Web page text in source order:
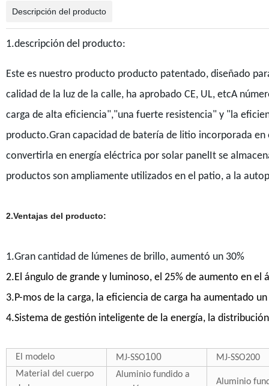
Descripción del producto
1.descripción del producto:
Este es nuestro producto producto patentado, diseñado
calidad de la luz de la calle, ha aprobado CE, UL, etcA
carga de alta eficiencia","una fuerte resistencia" y "la
producto.Gran capacidad de batería de litio incorporada
convertirla en energía eléctrica por solar panelIt se
productos son ampliamente utilizados en el patio, a la
2.Ventajas del producto:
1.Gran cantidad de lúmenes de brillo, aumentó un 30%
2.El ángulo de grande y luminoso, el 25% de aumento en el
3.P-mos de la carga, la eficiencia de carga ha aumentado un
4.Sistema de gestión inteligente de la energía, la
El modelo MJ-SSO100 MJ-SSO200
Material del cuerpo
Aluminio fundido a
Aluminio